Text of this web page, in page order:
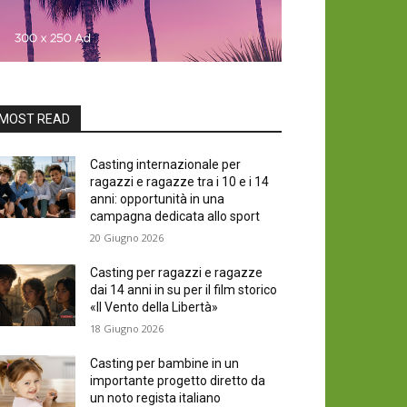
READ
Casting internazionale per
ragazzi e ragazze tra i 10 e i 14
anni: opportunità in una
campagna dedicata allo sport
20 Giugno 2026
Casting per ragazzi e ragazze
dai 14 anni in su per il film storico
«Il Vento della Libertà»
18 Giugno 2026
Casting per bambine in un
importante progetto diretto da
un noto regista italiano